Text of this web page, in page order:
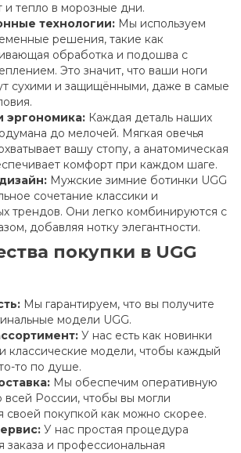
и тепло в морозные дни.
технологии: Мы используем
решения, такие как
обработка и подошва с
Это значит, что ваши ноги
сухими и защищёнными, даже в самые
эргономика: Каждая деталь наших
до мелочей. Мягкая овечья
вашу стопу, а анатомическая
комфорт при каждом шаге.
Мужские зимние ботинки UGG
сочетание классики и
трендов. Они легко комбинируются с
добавляя нотку элегантности.
покупки в UGG
Мы гарантируем, что вы получите
модели UGG.
У нас есть как новинки
и классические модели, чтобы каждый
то по душе.
Мы обеспечим оперативную
всей России, чтобы вы могли
своей покупкой как можно скорее.
У нас простая процедура
заказа и профессиональная